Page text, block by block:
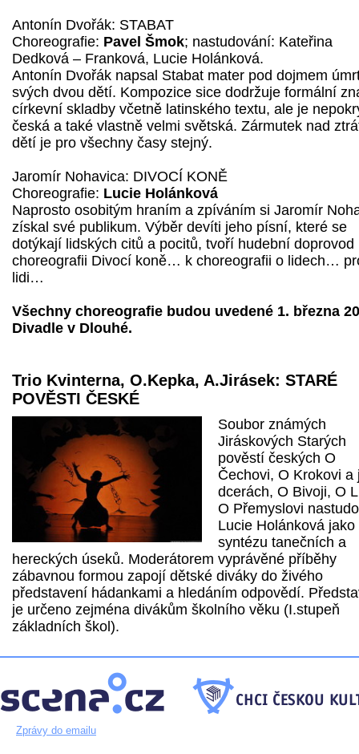
Antonín Dvořák: STABAT
Choreografie: Pavel Šmok; nastudování: Kateřina
Dedková – Franková, Lucie Holánková.
Antonín Dvořák napsal Stabat mater pod dojmem
svých dvou dětí. Kompozice sice dodržuje formální
církevní skladby včetně latinského textu, ale je
česká a také vlastně velmi světská. Zármutek nad
dětí je pro všechny časy stejný.
Jaromír Nohavica: DIVOCÍ KONĚ
Choreografie: Lucie Holánková
Naprosto osobitým hraním a zpíváním si Jaromír
získal své publikum. Výběr devíti jeho písní, které se
dotýkají lidských citů a pocitů, tvoří hudební doprovod
choreografii Divocí koně… k choreografii o lidech…
lidi…
Všechny choreografie budou uvedené 1. března
Divadle v Dlouhé.
Trio Kvinterna, O.Kepka, A.Jirásek: STARÉ
POVĚSTI ČESKÉ
Soubor známých
Jiráskových Starých
pověstí českých O
Čechovi, O Krokovi a
dcerách, O Bivoji, O
O Přemyslovi
Lucie Holánková jako
syntézu tanečních a
hereckých úseků. Moderátorem vyprávěné příběhy
zábavnou formou zapojí dětské diváky do živého
představení hádankami a hledáním odpovědí.
je určeno zejména divákům školního věku (I.stupeň
základních škol).
Zprávy do emailu